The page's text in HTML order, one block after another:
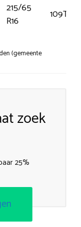
215/65
R16
109T
(gemeente
zoek
25%